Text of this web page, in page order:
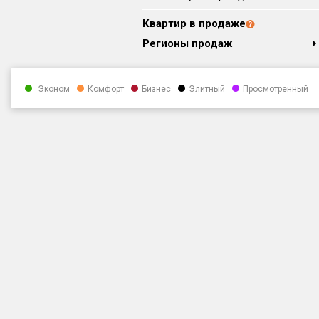
Квартир в продаже
Регионы продаж
Эконом Комфорт Бизнес Элитный Просмотренный